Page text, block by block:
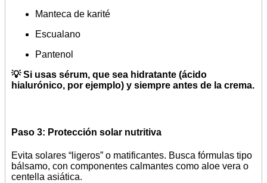
Manteca de karité
Escualano
Pantenol
💡 Si usas sérum, que sea hidratante (ácido
hialurónico, por ejemplo) y siempre antes de la crema.
Paso 3: Protección solar nutritiva
Evita solares “ligeros” o matificantes. Busca fórmulas tipo
bálsamo, con componentes calmantes como aloe vera o
centella asiática.